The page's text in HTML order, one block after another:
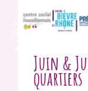
Juin &
quartiers